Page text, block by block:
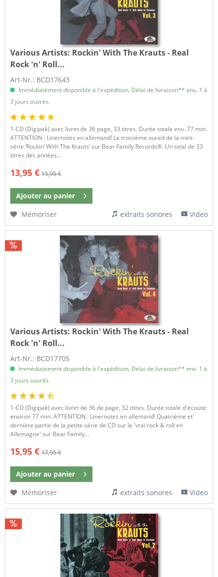
Various Artists: Rockin' With The Krauts - Real
Rock 'n' Roll...
Art-Nr.: BCD17643
Immédiatement disponible à l'expédition, Délai de livraison** env. 1 à
3 jours ouvrés.
1-CD (Digipak) avec livret de 36 page, 33 titres. Durée totale env. 77 min.
ATTENTION : Linernotes en allemand! Le troisième oured de la mini-
série ‘Rockin’ With The Krauts’ sur Bear Family Records®. Un total de 33
titres des années...
13,95 € 15,95 €
Ajouter au panier
Mémoriser
extraits sonores Video
Various Artists: Rockin' With The Krauts - Real
Rock 'n' Roll...
Art-Nr.: BCD17705
Immédiatement disponible à l'expédition, Délai de livraison** env. 1 à
3 jours ouvrés.
1-CD (Digipak) avec livret de 36 de page, 32 titres. Durée totale d'écoute:
environ 77 min. ATTENTION : Linernotes en allemand! Quatrième et
dernière partie de la petite série de CD sur le 'vrai rock & roll en
Allemagne' sur Bear Family...
15,95 € 17,95 €
Ajouter au panier
Mémoriser
extraits sonores Video